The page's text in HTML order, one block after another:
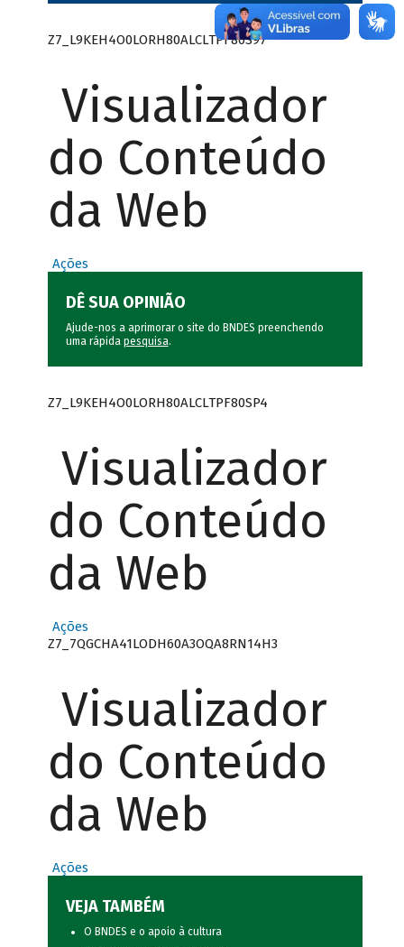
Z7_L9KEH4O0LORH80ALCLTPF80S97
Visualizador
do Conteúdo
da Web
Ações
DÊ SUA OPINIÃO
Ajude-nos a aprimorar o site do BNDES preenchendo
uma rápida pesquisa.
Z7_L9KEH4O0LORH80ALCLTPF80SP4
Visualizador
do Conteúdo
da Web
Ações
Z7_7QGCHA41LODH60A3OQA8RN14H3
Visualizador
do Conteúdo
da Web
Ações
VEJA TAMBÉM
O BNDES e o apoio à cultura